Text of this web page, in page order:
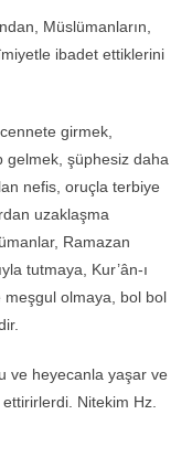
Müslümanların,
ibadet ettiklerini
girmek,
gelmek, şüphesiz daha
nefis, oruçla terbiye
uzaklaşma
Ramazan
tutmaya, Kur’ân-ı
olmaya, bol bol
ve heyecanla yaşar ve
Nitekim Hz.